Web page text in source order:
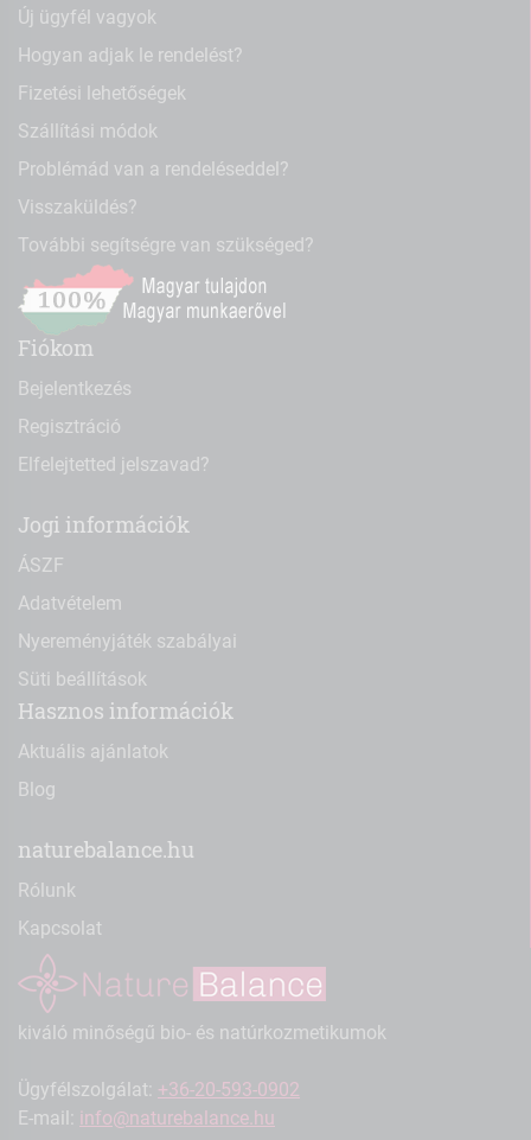
Új ügyfél vagyok
Hogyan adjak le rendelést?
Fizetési lehetőségek
Szállítási módok
Problémád van a rendeléseddel?
Visszaküldés?
További segítségre van szükséged?
Fiókom
Bejelentkezés
Regisztráció
Elfelejtetted jelszavad?
Jogi információk
ÁSZF
Adatvételem
Nyereményjáték szabályai
Süti beállítások
Hasznos információk
Aktuális ajánlatok
Blog
naturebalance.hu
Rólunk
Kapcsolat
kiváló minőségű bio- és natúrkozmetikumok
Ügyfélszolgálat: +36-20-593-0902
E-mail: info@naturebalance.hu